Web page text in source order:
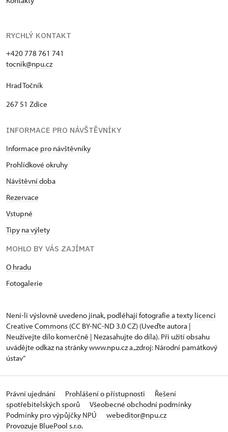
RYCHLÝ KONTAKT
+420 778 761 741
tocnik@npu.cz
Hrad Točník
267 51 Zdice
INFORMACE PRO NÁVŠTĚVNÍKY
Informace pro návštěvníky
Prohlídkové okruhy
Návštěvní doba
Rezervace
Vstupné
Tipy na výlety
MOHLO BY VÁS ZAJÍMAT
O hradu
Fotogalerie
Není-li výslovně uvedeno jinak, podléhají fotografie a texty licenci
Creative Commons (CC BY-NC-ND 3.0 CZ) (Uveďte autora |
Neužívejte dílo komerčně | Nezasahujte do díla). Při užití obsahu
uvádějte odkaz na stránky www.npu.cz a „zdroj: Národní památkový
ústav“
Právní ujednání Prohlášení o přístupnosti
Řešení
spotřebitelských sporů
Všeobecné obchodní podmínky
Podmínky pro výpůjčky NPÚ
webeditor@npu.cz
Provozuje BluePool s.r.o.